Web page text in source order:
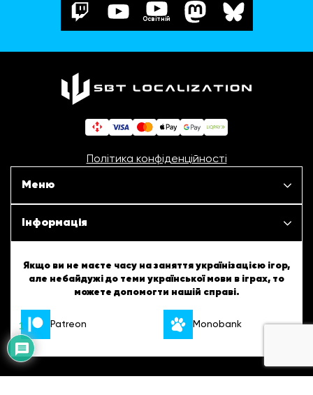
Освітній
Політика конфіденційності
Меню
Наші проєкти
Про нас
Вакансії
Інформація
ШБТурнір
ШБТворчість
Українські підказки
Англійські підказки
Якщо ви не маєте часу на заняття українізацією ігор,
але небайдужі до теми української мови в іграх, то
можете допомогти нашій справі.
Patreon Monobank
1